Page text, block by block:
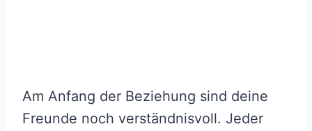
Am Anfang der Beziehung sind deine
Freunde noch verständnisvoll. Jeder